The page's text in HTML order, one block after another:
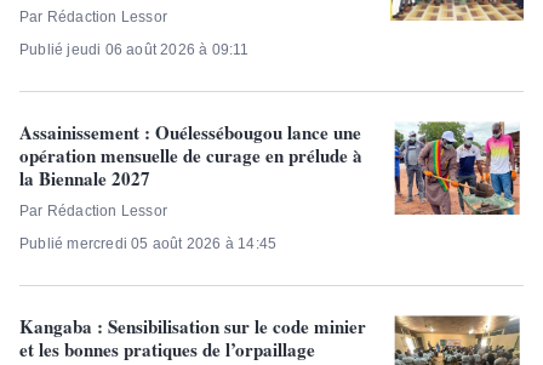
Par Rédaction Lessor
Publié jeudi 06 août 2026 à 09:11
Assainissement : Ouélessébougou lance une
opération mensuelle de curage en prélude à
la Biennale 2027
Par Rédaction Lessor
Publié mercredi 05 août 2026 à 14:45
Kangaba : Sensibilisation sur le code minier
et les bonnes pratiques de l’orpaillage